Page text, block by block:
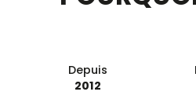
Depuis
2012